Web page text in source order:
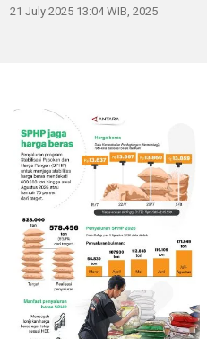
21 July 2025 13:04 WIB, 2025